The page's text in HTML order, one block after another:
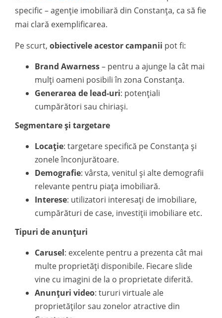
specific – agenție imobiliară din Constanța, ca să fie
mai clară exemplificarea.
Pe scurt, obiectivele acestor campanii pot fi:
Brand Awarness– pentru a ajunge la cât mai
mulți oameni posibili în zona Constanța.
Generarea de lead-uri: potențiali
cumpărători sau chiriași.
Segmentare și targetare
Locație: targetare specifică pe Constanța și
zonele înconjurătoare.
Demografie: vârsta, venitul și alte demografii
relevante pentru piața imobiliară.
Interese: utilizatori interesați de imobiliare,
cumpărături de case, investiții imobiliare etc.
Tipuri de anunțuri
Carusel: excelente pentru a prezenta cât mai
multe proprietăți disponibile. Fiecare slide
vine cu imagini de la o proprietate diferită.
Anunțuri video: tururi virtuale ale
proprietăților sau zonelor atractive din